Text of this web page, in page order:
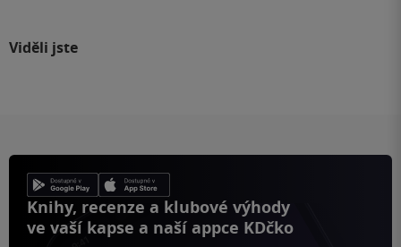
Viděli jste
Knihy, recenze a klubové výhody
ve vaší kapse a naší appce KDčko